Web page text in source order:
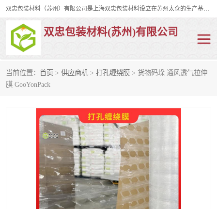
双忠包装材料（苏州）有限公司是上海双忠包装材料设立在苏州太仓的生产基地，占地约2万平米，产品主要有打孔缠绕膜，拉伸蜂窝纸，集装箱充气袋，滑托板，打包带，裹包网兜，防滑纸等箱体和托盘的运输和保护性包材。固永包材®，GooYon Pack®，是我们保护性包装材料的专属品牌。
双忠包装材料(苏州)有限公司
当前位置： 首页 > 供应商机 > 打孔缠绕膜 > 货物码垛 通风透气拉伸
膜 GooYonPack
打孔缠绕膜
裹包网兜 纤维打包带
充气袋
缠绕膜
托盘裹包网兜
托盘捆绑带